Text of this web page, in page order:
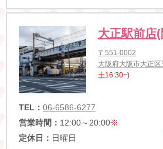
大正駅前店
〒551-0002
大阪府大阪市大正
土16:30~)
TEL： 06-6586-6277
営業時間： 12:00～20:00※
定休日： 日曜日